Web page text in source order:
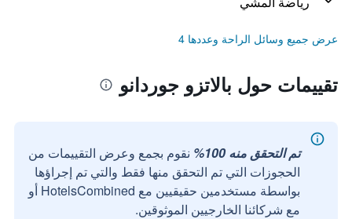
عرض جميع وسائل الراحة وعددها 4
تقييمات حول بالاتزو جوردانو
تم التحقق منه 100%
نقوم بجمع وعرض التقييمات من
الحجوزات التي تم التحقق منها فقط والتي تم إجراؤها
بواسطة مستخدمين حقيقيين مع HotelsCombined أو
مع شركائنا الخارجيين الموثوقين.